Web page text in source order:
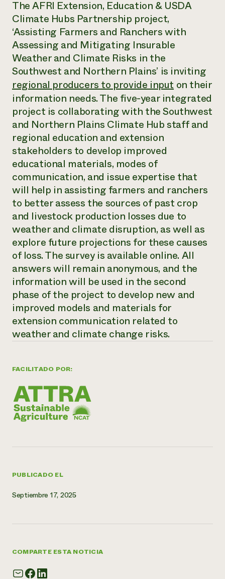
Informes anuales y financieros
Historias de impacto
Informe de
impacto 2024
LEER EL INFORME
Latinos en la agricultura
Sistemas alimentarios locales
Agricultura urbana
Las mujeres en la agricultura
Evento anual de reciclaje de productos electrónicos
Programa de descuentos de NorthWestern Energy
Servicios energéticos comerciales
Servicios energéticos residenciales
LIHEAP
Centro de intercambio de información AgriSolar
Blog
Podcasts
Publicaciones
Cursos cortos
Vídeos
Oportunidades de financiación
Noticias
Internship Hub
Buscar prácticas
Contratar a un becario
un
Llame a la
directa de
1-800-346-
Asociaciones empresariales
Donar
Donaciones planificadas
Boletín
Consultas de los medios de comunicación
Todos
contribuyen a la
resiliencia de la
comunidad.
DONAR AHORA
FACILITADO POR:
PUBLICADO EL
Septiembre 17, 2025
COMPARTE ESTA NOTICIA
The AFRI Extension, Education & USDA
Climate Hubs Partnership project,
‘Assisting Farmers and Ranchers with
Assessing and Mitigating Insurable
Weather and Climate Risks in the
Southwest and Northern Plains’ is inviting
regional producers to provide input on their
information needs. The five-year integrated
project is collaborating with the Southwest
and Northern Plains Climate Hub staff and
regional education and extension
stakeholders to develop improved
educational materials, modes of
communication, and issue expertise that
will help in assisting farmers and ranchers
to better assess the sources of past crop
and livestock production losses due to
weather and climate disruption, as well as
explore future projections for these causes
of loss. The survey is available online. All
answers will remain anonymous, and the
information will be used in the second
phase of the project to develop new and
improved models and materials for
extension communication related to
weather and climate change risks.